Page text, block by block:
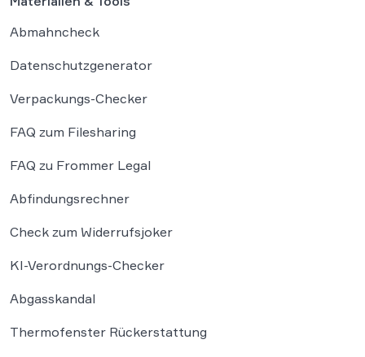
Abmahncheck
Datenschutzgenerator
Verpackungs-Checker
FAQ zum Filesharing
FAQ zu Frommer Legal
Abfindungsrechner
Check zum Widerrufsjoker
KI-Verordnungs-Checker
Abgasskandal
Thermofenster Rückerstattung